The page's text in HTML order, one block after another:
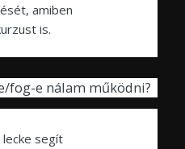
amiben
is.
fog-e nálam működni?
lecke segít